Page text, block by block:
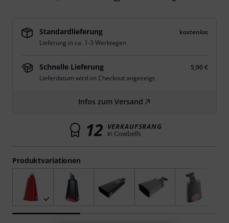
Produktvariationen
Standardlieferung
kostenlos
Lieferung in ca. 1-3 Werktagen
Schnelle Lieferung
5,90 €
Lieferdatum wird im Checkout angezeigt.
Infos zum Versand
12 VERKAUFSRANG
in Cowbells